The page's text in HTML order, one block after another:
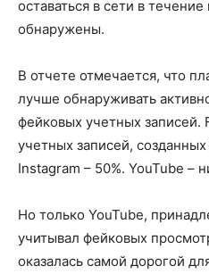
оставаться в сети в
обнаружены.
В отчете отмечается, что
лучше обнаруживать
фейковых учетных записей.
учетных записей,
Instagram – 50%. YouTube –
Но только YouTube,
учитывал фейковых
оказалась самой дорогой